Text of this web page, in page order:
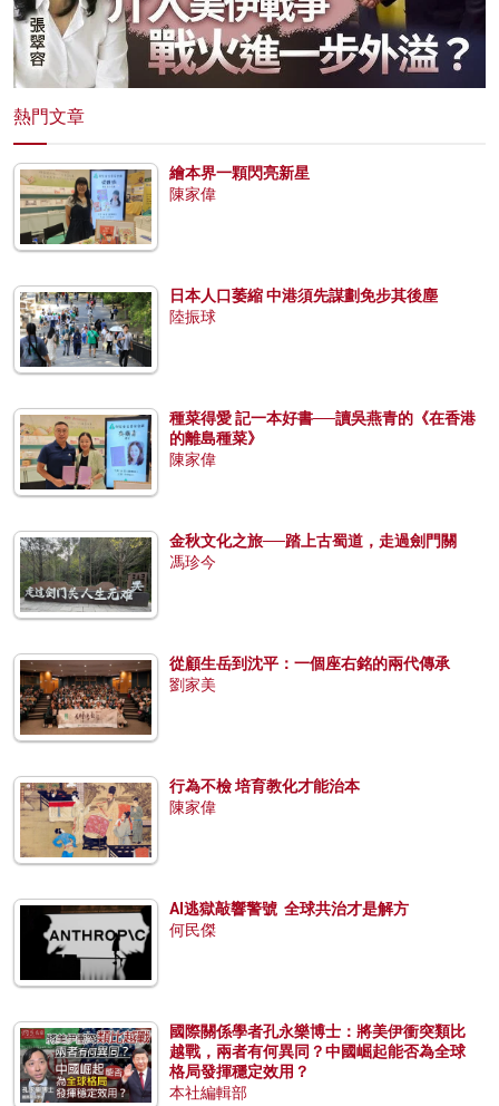
熱門文章
繪本界一顆閃亮新星
陳家偉
日本人口萎縮 中港須先謀劃免步其後塵
陸振球
種菜得愛 記一本好書──讀吳燕青的《在香港
的離島種菜》
陳家偉
金秋文化之旅──踏上古蜀道，走過劍門關
馮珍今
從顧生岳到沈平：一個座右銘的兩代傳承
劉家美
行為不檢 培育教化才能治本
陳家偉
AI逃獄敲響警號 全球共治才是解方
何民傑
國際關係學者孔永樂博士：將美伊衝突類比
越戰，兩者有何異同？中國崛起能否為全球
格局發揮穩定效用？
本社編輯部